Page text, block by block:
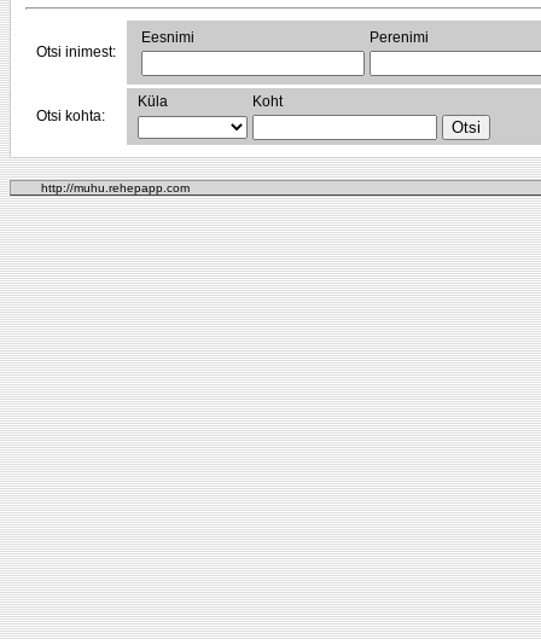
Otsi inimest:
Eesnimi Perenimi
Otsi kohta:
Küla Koht
http://muhu.rehepapp.com